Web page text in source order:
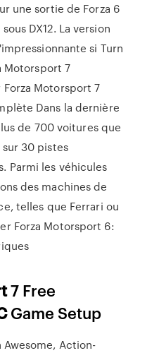
une sortie de Forza 6
DX12. La version
si Turn
Motorsport 7
Forza Motorsport 7
Dans la dernière
de 700 voitures que
30 pistes
Parmi les véhicules
des machines de
telles que Ferrari ou
Forza Motorsport 6:
7 Free
Game Setup
Awesome, Action-